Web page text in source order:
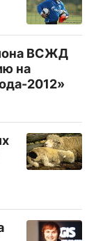
ВСЖД
на
2012»